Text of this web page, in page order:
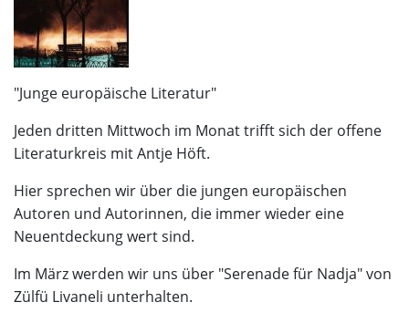
"Junge europäische Literatur"
Jeden dritten Mittwoch im Monat trifft sich der offene
Literaturkreis mit Antje Höft.
Hier sprechen wir über die jungen europäischen
Autoren und Autorinnen, die immer wieder eine
Neuentdeckung wert sind.
Im März werden wir uns über "Serenade für Nadja" von
Zülfü Livaneli unterhalten.